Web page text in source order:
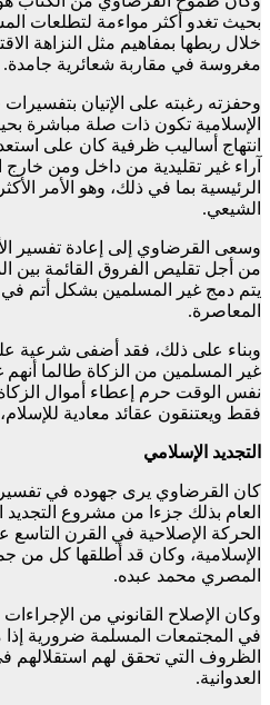
بحيث تغدو أكثر مواءمة لتطلعات
خلال ربطها بمفاهيم مثل النزاهة
مغروسة في مقاربة شعائرية جامدة.
وحفزته رغبته على الإتيان
الإسلامية تكون ذات صلة مباشرة
انتهاج أساليب ظرفية كان على
آراء غير تقليدية من داخل ومن خارج
الرئيسية بما في ذلك، وهو الأمر
الشيعي.
وسعى القرضاوي إلى إعادة تفسير
من أجل تقليص الفروق القائمة بين
يتم دمج غير المسلمين بشكل أتم
المعاصرة.
وبناء على ذلك، فقد أضفى شرعية
غير المسلمين من الزكاة طالما
نفس الوقت حرم إعطاء أموال
فقط ويعتنقون عقائد معادية
التجديد الإسلامي
كان القرضاوي يرى جهوده في
العام بذلك جزءا من مشروع التجديد
الحركة الإصلاحية في القرن
الإسلامية، وكان قد أطلقها كل من
المصري محمد عبده.
وكان الإصلاح القانوني من الإجراءات
في المجتمعات المسلمة ضرورية إذا
الظروف التي تحقق لهم استقلالهم في
العدوانية.